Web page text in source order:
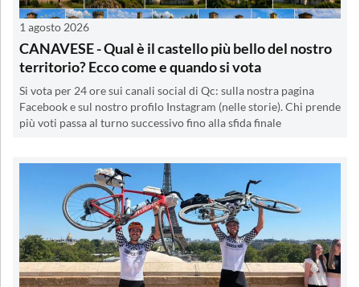
1 agosto 2026
CANAVESE - Qual è il castello più bello del nostro
territorio? Ecco come e quando si vota
Si vota per 24 ore sui canali social di Qc: sulla nostra pagina
Facebook e sul nostro profilo Instagram (nelle storie). Chi prende
più voti passa al turno successivo fino alla sfida finale